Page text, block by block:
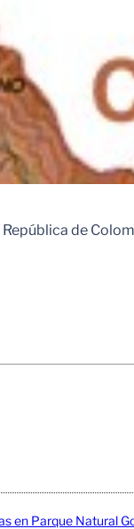
de
en Parque Natural